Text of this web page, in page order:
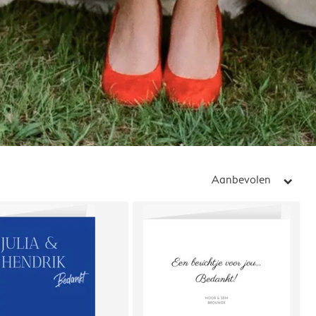
Aanbevolen arrow_right